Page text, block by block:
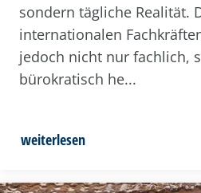
sondern tägliche Realität.
internationalen
jedoch nicht nur fachlich,
bürokratisch he...
weiterlesen